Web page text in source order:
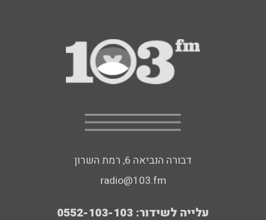
דבורה הנביאה 6, רמת השרון
radio@103.fm
עלייה לשידור: 0552-103-103